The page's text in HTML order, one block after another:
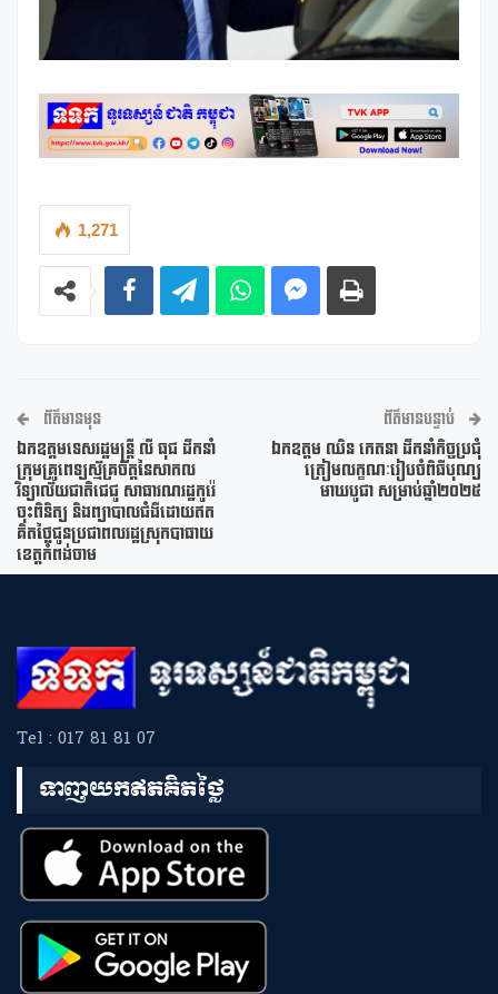
1,271
ព័ត៌មានមុន
ឯកឧត្តម​ទេសរដ្ឋមន្រ្តី លី ធុជ ដឹកនាំ
ក្រុមគ្រូពេទ្យស្ម័គ្រចិត្តនៃសាកល
វិទ្យាល័យជាតិជេជូ សាធារណរដ្ឋកូរ៉េ
ចុះពិនិត្យ និងព្យាបាលជំងឺដោយឥត
គិតថ្លៃជូនប្រជាពលរដ្ឋស្រុកបាធាយ
ខេត្តកំពង់ចាម
ព័ត៌មានបន្ទាប់
ឯកឧត្តម ឈិន កេតនា ដឹកនាំកិច្ចប្រជុំ
ត្រៀមលក្ខណៈរៀបចំពិធីបុណ្យ
មាឃបូជា សម្រាប់ឆ្នាំ២០២៥
Tel : 017 81 81 07
ទាញយកឥតគិតថ្លៃ